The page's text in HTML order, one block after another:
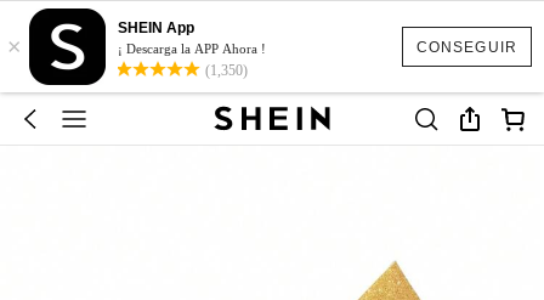
CONSEGUIR
×
SHEIN App
¡ Descarga la APP Ahora !
(1,350)